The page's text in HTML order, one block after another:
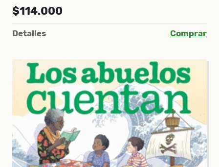
$114.000
Detalles Comprar